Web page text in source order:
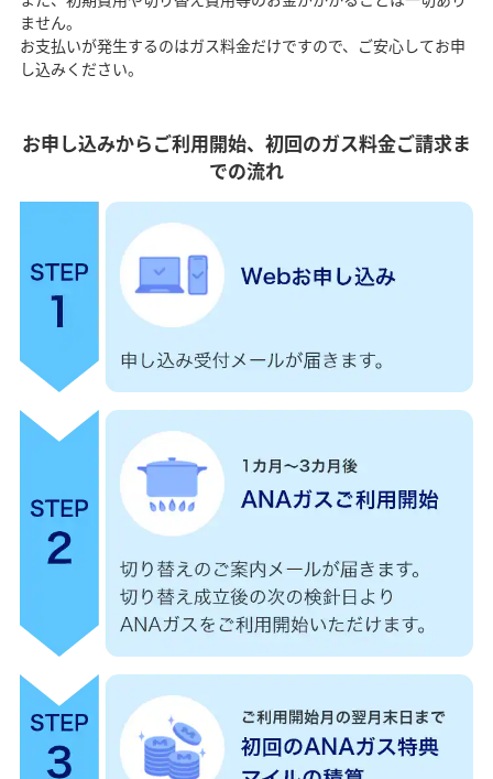
ません。
お支払いが発生するのはガス料金だけですので、ご安心してお申
し込みください。
お申し込みからご利用開始、初回のガス料金ご請求ま
での流れ